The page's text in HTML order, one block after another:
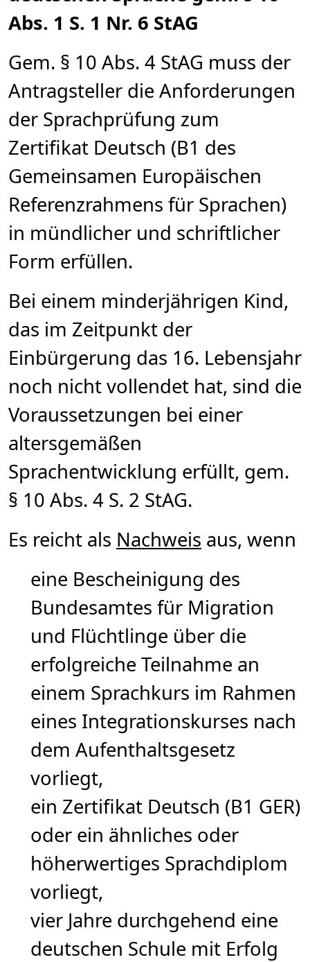
Abs. 1 S. 1 Nr. 6 StAG
Gem. § 10 Abs. 4 StAG muss der
Antragsteller die Anforderungen
der Sprachprüfung zum
Zertifikat Deutsch (B1 des
Gemeinsamen Europäischen
Referenzrahmens für Sprachen)
in mündlicher und schriftlicher
Form erfüllen.
Bei einem minderjährigen Kind,
das im Zeitpunkt der
Einbürgerung das 16. Lebensjahr
noch nicht vollendet hat, sind die
Voraussetzungen bei einer
altersgemäßen
Sprachentwicklung erfüllt, gem.
§ 10 Abs. 4 S. 2 StAG.
Es reicht als Nachweis aus, wenn
eine Bescheinigung des
Bundesamtes für Migration
und Flüchtlinge über die
erfolgreiche Teilnahme an
einem Sprachkurs im Rahmen
eines Integrationskurses nach
dem Aufenthaltsgesetz
vorliegt,
ein Zertifikat Deutsch (B1 GER)
oder ein ähnliches oder
höherwertiges Sprachdiplom
vorliegt,
vier Jahre durchgehend eine
deutschen Schule mit Erfolg